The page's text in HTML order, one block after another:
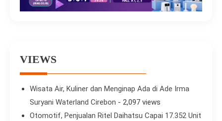
VIEWS
Wisata Air, Kuliner dan Menginap Ada di Ade Irma
Suryani Waterland Cirebon - 2,097 views
Otomotif, Penjualan Ritel Daihatsu Capai 17.352 Unit